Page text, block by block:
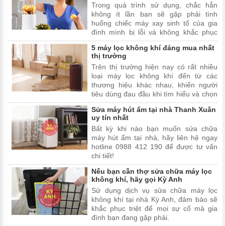
Trong quá trình sử dụng, chắc hẳn
không ít lần bạn sẽ gặp phải tình
huống chiếc máy xay sinh tố của gia
đình mình bị lỗi và không khắc phục
được. Hãy cùng Kỳ Anh Sửa Chữa Tại
Nhà đi tìm hiểu những lỗi thường gặp
trên máy xay sinh tố trong bài viết dưới
đây nhé!
5 máy lọc không khí đáng mua nhất
thị trường
Trên thị trường hiện nay có rất nhiều
loại máy lọc không khí đến từ các
thương hiệu khác nhau, khiến người
tiêu dùng đau đầu khi tìm hiểu và chọn
mua máy lọc không khí. Hãy cùng Kỳ
Anh Sửa Chữa Tại Nhà khám phá ngay
top 5 máy lọc không khí đáng mua
nhất thị trường trong bài viết dưới đây.
Sửa máy hút ẩm tại nhà Thanh Xuân
uy tín nhất
Bất kỳ khi nào bạn muốn sửa chữa
máy hút ẩm tại nhà, hãy liên hệ ngay
hotline 0988 412 190 để được tư vấn
chi tiết!
Nếu bạn cần thợ sửa chữa máy lọc
không khí, hãy gọi Kỳ Anh
Sử dụng dịch vụ sửa chữa máy lọc
không khí tại nhà Kỳ Anh, đảm bảo sẽ
khắc phục triệt để mọi sự cố mà gia
đình bạn đang gặp phải.